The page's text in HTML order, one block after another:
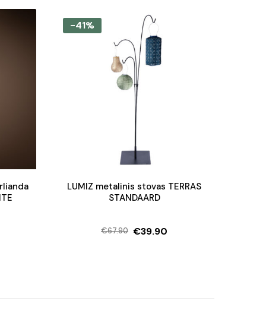
was:
€18.50.
is:
€14.90.
-41%
LUMIZ metalinis stovas TERRAS
STANDAARD
€67.90
Original
€39.90
Current